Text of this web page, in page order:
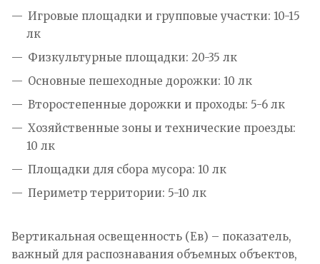
Игровые площадки и групповые участки: 10-15
лк
Физкультурные площадки: 20-35 лк
Основные пешеходные дорожки: 10 лк
Второстепенные дорожки и проходы: 5-6 лк
Хозяйственные зоны и технические проезды:
10 лк
Площадки для сбора мусора: 10 лк
Периметр территории: 5-10 лк
Вертикальная освещенность (Ев) – показатель,
важный для распознавания объемных объектов,